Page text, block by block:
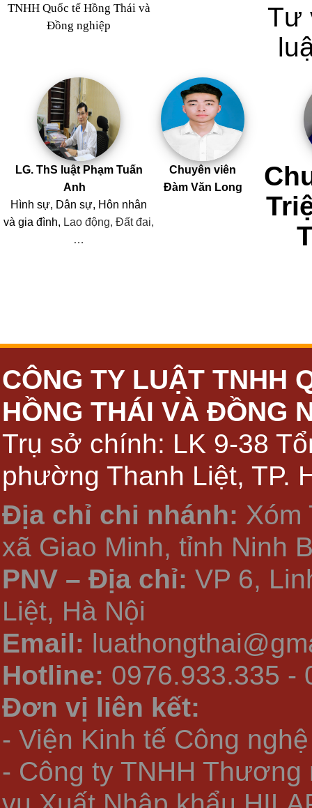
TNHH Quốc tế Hồng Thái và
Đồng nghiệp
Tư
LG. ThS luật Phạm Tuấn
Anh
Hình sự, Dân sự, Hôn nhân
và gia đình, Lao động, Đất đai,
…
Chuyên viên
Đàm Văn Long
CÔNG TY LUẬT TNHH
HỒNG THÁI VÀ ĐỒNG
Trụ sở chính: LK 9-38
phường Thanh Liệt, TP.
Địa chỉ chi nhánh: Xóm
xã Giao Minh, tỉnh Ninh
PNV – Địa chỉ: VP 6,
Liệt, Hà Nội
Email:
Hotline: 0976.933.335 -
Đơn vị liên kết:
- Viện Kinh tế Công
- Công ty TNHH Thương